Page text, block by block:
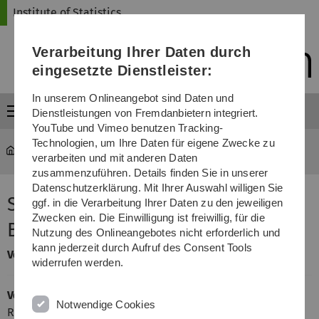
Direkt
Direkt
Direkt
(Sprache,
Drucken,
Media)
Direkt
Direkt
Institute of Statistics
Menü
Seminar Mathematische Biometrie
Seminar Mathematische
Biometrie
Veranstalter: Arthur Allignol und Tobias Bluhmki
Vorbesprechung:
Raum E20, He18
Verarbeitung Ihrer Daten durch
eingesetzte Dienstleister:
In unserem Onlineangebot sind Daten und
Dienstleistungen von Fremdanbietern integriert.
YouTube und Vimeo benutzen Tracking-
Technologien, um Ihre Daten für eigene Zwecke zu
verarbeiten und mit anderen Daten
zusammenzuführen. Details finden Sie in unserer
Datenschutzerklärung. Mit Ihrer Auswahl willigen Sie
ggf. in die Verarbeitung Ihrer Daten zu den jeweiligen
Zwecken ein. Die Einwilligung ist freiwillig, für die
Nutzung des Onlineangebotes nicht erforderlich und
kann jederzeit durch Aufruf des Consent Tools
widerrufen werden.
Notwendige Cookies